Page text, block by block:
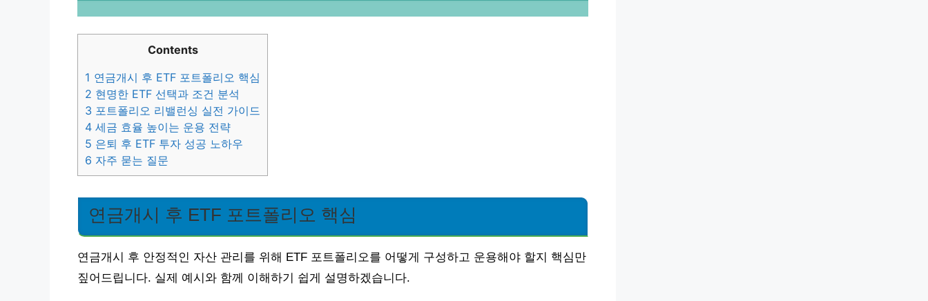
Contents
1 연금개시 후 ETF 포트폴리오 핵심
2 현명한 ETF 선택과 조건 분석
3 포트폴리오 리밸런싱 실전 가이드
4 세금 효율 높이는 운용 전략
5 은퇴 후 ETF 투자 성공 노하우
6 자주 묻는 질문
연금개시 후 ETF 포트폴리오 핵심
연금개시 후 안정적인 자산 관리를 위해 ETF 포트폴리오를 어떻게 구성하고 운용해야 할지 핵심만
짚어드립니다. 실제 예시와 함께 이해하기 쉽게 설명하겠습니다.